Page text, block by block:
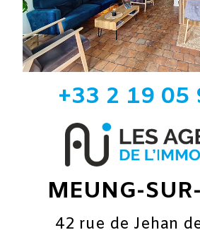
+33 2 19 05
MEUNG-
42 rue de Jehan